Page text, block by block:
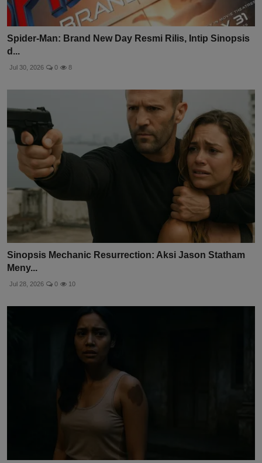
Spider-Man: Brand New Day Resmi Rilis, Intip Sinopsis
d...
Jul 30, 2026 0 8
Sinopsis Mechanic Resurrection: Aksi Jason Statham
Meny...
Jul 28, 2026 0 10